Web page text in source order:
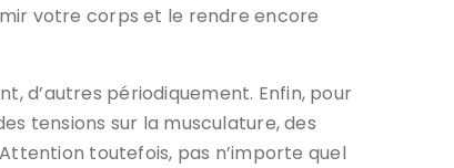
votre corps et le rendre encore
d’autres périodiquement. Enfin, pour
tensions sur la musculature, des
toutefois, pas n’importe quel